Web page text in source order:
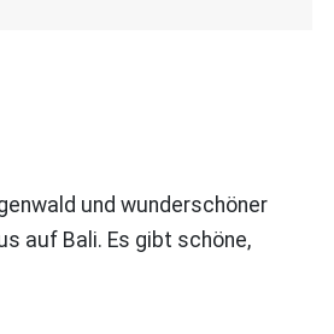
und wunderschöner
auf Bali. Es gibt schöne,